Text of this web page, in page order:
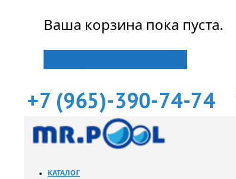
Ваша корзина пока пуста.
+7 (965)-390-74-74
КАТАЛОГ